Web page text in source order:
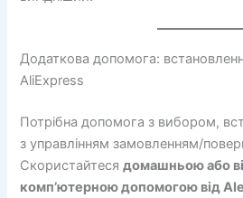
Додаткова допомога:
AliExpress
Потрібна допомога з вибором,
з управлінням замовленням/
Скористайтесядомашньою або
комп’ютерною допомогою від